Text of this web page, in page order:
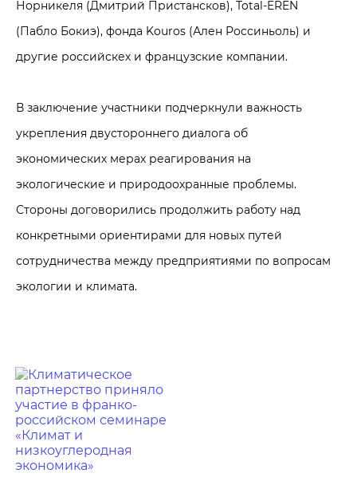
Норникеля (Дмитрий Пристансков), Total-EREN
(Пабло Бокиэ), фонда Kouros (Ален Россиньоль) и
другие российскех и французские компании.
В заключение участники подчеркнули важность
укрепления двустороннего диалога об
экономических мерах реагирования на
экологические и природоохранные проблемы.
Стороны договорились продолжить работу над
конкретными ориентирами для новых путей
сотрудничества между предприятиями по вопросам
экологии и климата.